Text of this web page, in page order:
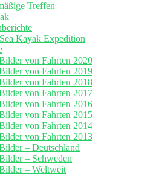
Treffen
Kayak Expedition
von Fahrten 2020
von Fahrten 2019
von Fahrten 2018
von Fahrten 2017
von Fahrten 2016
von Fahrten 2015
von Fahrten 2014
von Fahrten 2013
– Deutschland
– Schweden
– Weltweit